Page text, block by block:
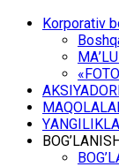
Kоrpоrаtiv